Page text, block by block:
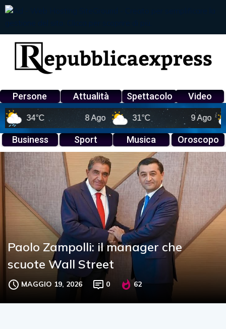
Persone Attualità Spettacolo Video
8 Ago 31°C 9 Ago
Business Sport Musica Oroscopo
Paolo Zampolli: il manager che
scuote Wall Street
MAGGIO 19, 2026 0 62